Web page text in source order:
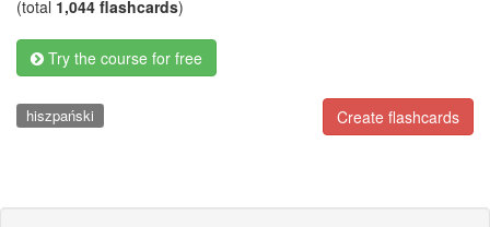
(total 1,044 flashcards)
Try the course for free
Create flashcards
hiszpański